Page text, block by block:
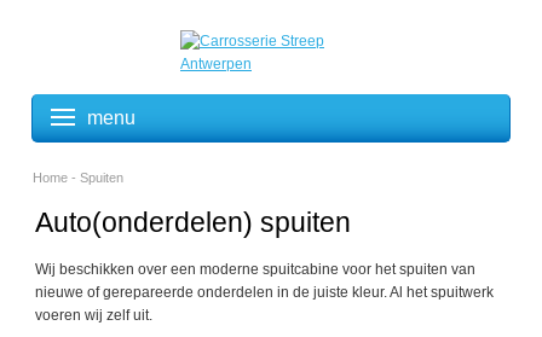
menu
Home- Spuiten
Auto(onderdelen) spuiten
Wij beschikken over een moderne spuitcabine voor het spuiten van
nieuwe of gerepareerde onderdelen in de juiste kleur. Al het spuitwerk
voeren wij zelf uit.